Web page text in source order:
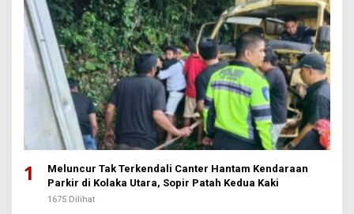
1
Meluncur Tak Terkendali Canter Hantam Kendaraan
Parkir di Kolaka Utara, Sopir Patah Kedua Kaki
1675 Dilihat